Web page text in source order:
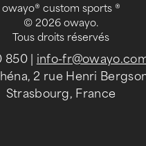
owayo® custom sports ®
© 2026 owayo.
Tous droits réservés
850| info-
2 rue Henri
Strasbourg, France